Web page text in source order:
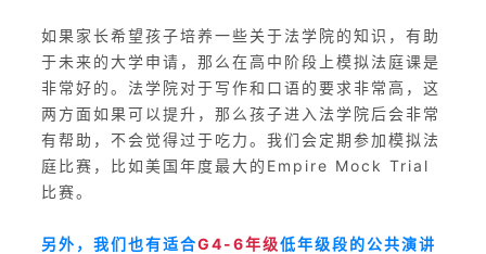
如果家长希望孩子培养一些关于法学院的知识，有助
于未来的大学申请，那么在高中阶段上模拟法庭课是
非常好的。法学院对于写作和口语的要求非常高，这
两方面如果可以提升，那么孩子进入法学院后会非常
有帮助，不会觉得过于吃力。我们会定期参加模拟法
庭比赛，比如美国年度最大的Empire Mock Trial
比赛。
另外，我们也有适合G4-6年级低年级段的公共演讲